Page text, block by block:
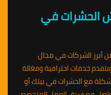
الحشرات في
أبرز الشركات في مجال
خدمات احترافية وفعّالة
مع الحشرات في بيتك أو